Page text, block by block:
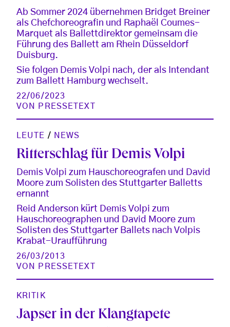
Ab Sommer 2024 übernehmen Bridget Breiner
als Chefchoreografin und Raphaël Coumes-
Marquet als Ballettdirektor gemeinsam die
Führung des Ballett am Rhein Düsseldorf
Duisburg.
Sie folgen Demis Volpi nach, der als Intendant
zum Ballett Hamburg wechselt.
22/06/2023
VON
PRESSETEXT
LEUTE / NEWS
Ritterschlag für Demis Volpi
Demis Volpi zum Hauschoreografen und David
Moore zum Solisten des Stuttgarter Balletts
ernannt
Reid Anderson kürt Demis Volpi zum
Hauschoreographen und David Moore zum
Solisten des Stuttgarter Ballets nach Volpis
Krabat-Uraufführung
26/03/2013
VON
PRESSETEXT
KRITIK
Japser in der Klangtapete